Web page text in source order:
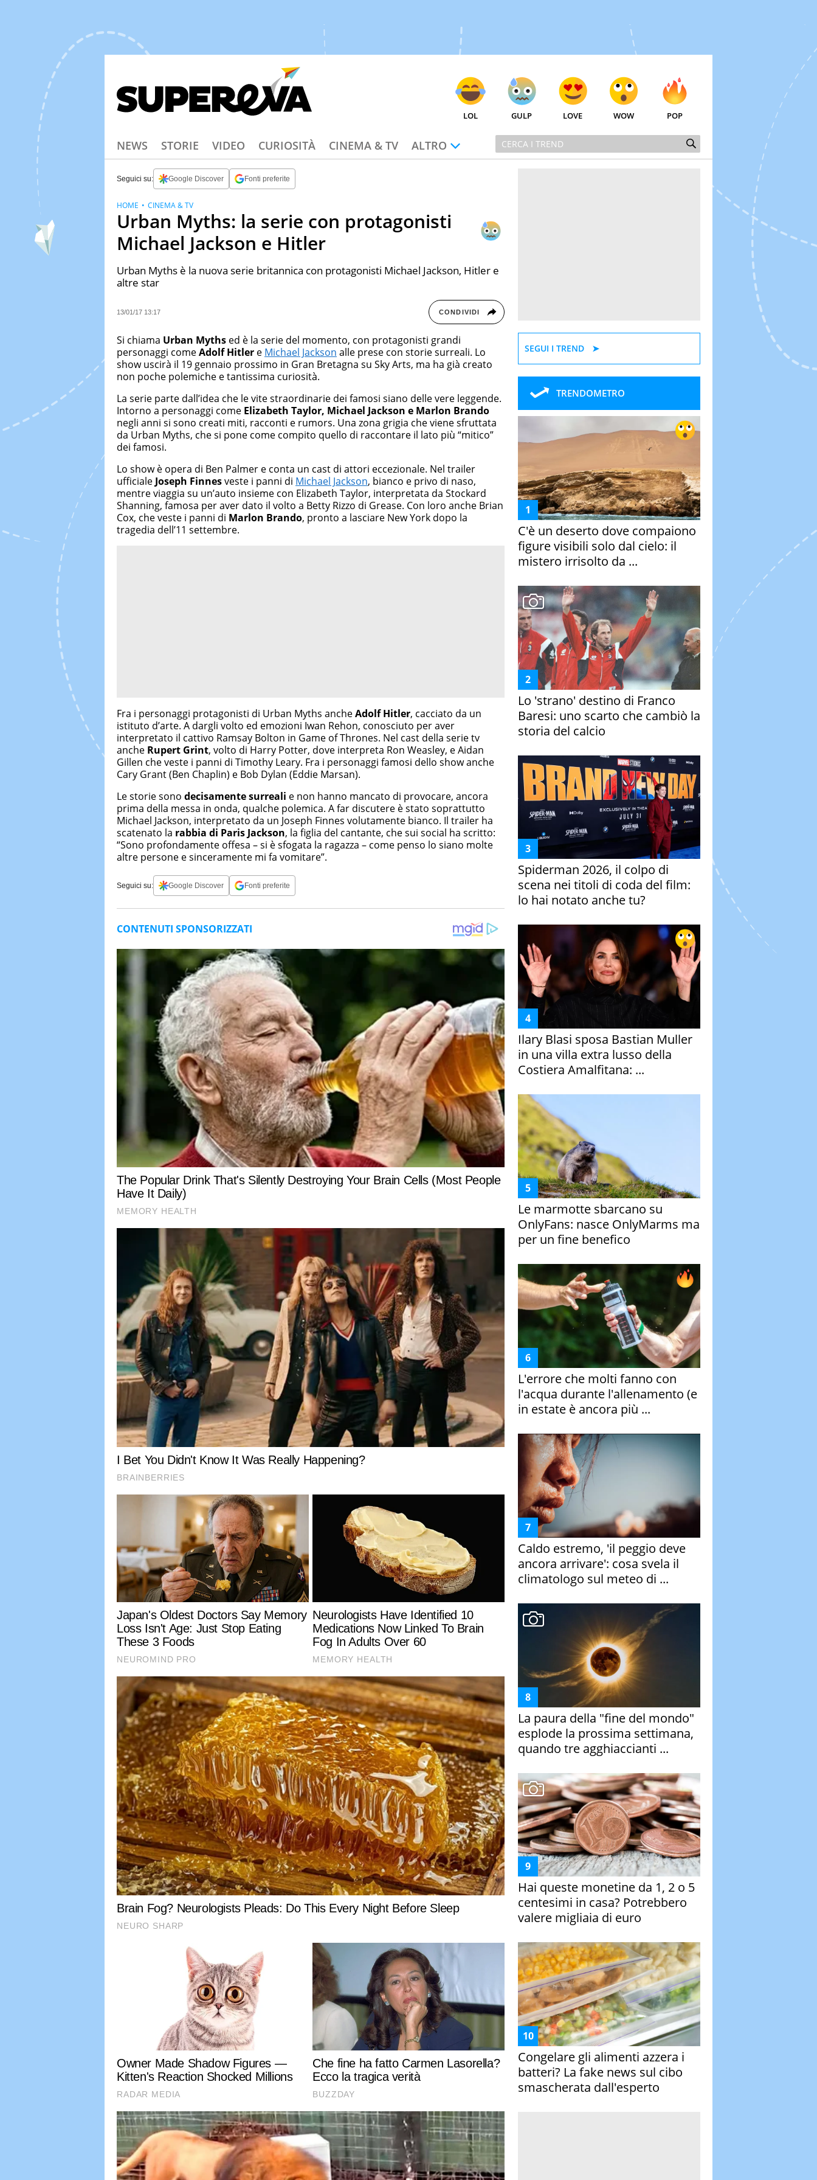
LOL GULP LOVE WOW POP
NEWS STORIE VIDEO CURIOSITÀ CINEMA & TV ALTRO
Seguici su: Google Discover Fonti preferite
Urban Myths: la serie con protagonisti
Michael Jackson e Hitler
Urban Myths è la nuova serie britannica con protagonisti Michael Jackson, Hitler e
altre star
13/01/17 13:17 CONDIVIDI
HOME CINEMA & TV
Si chiama Urban Myths ed è la serie del momento, con protagonisti grandi
personaggi comeAdolf Hitler e Michael Jackson alle prese con storie surreali. Lo
show uscirà il 19 gennaio prossimo in Gran Bretagna su Sky Arts, ma ha già creato
non poche polemiche e tantissima curiosità.
La serie parte dall’idea che le vite straordinarie dei famosi siano delle vere leggende.
Intorno a personaggi come Elizabeth Taylor, Michael Jackson e Marlon Brando
negli anni si sono creati miti, racconti e rumors. Una zona grigia che viene sfruttata
da Urban Myths, che si pone come compito quello di raccontare il lato più “mitico”
dei famosi.
Lo show è opera di Ben Palmer e conta un cast di attori eccezionale. Nel trailer
ufficiale Joseph Finnesveste i panni di Michael Jackson, bianco e privo di naso,
mentre viaggia su un’auto insieme con Elizabeth Taylor, interpretata da Stockard
Shanning, famosa per aver dato il volto a Betty Rizzo di Grease. Con loro anche Brian
Cox, che veste i panni di Marlon Brando, pronto a lasciare New York dopo la
tragedia dell’11 settembre.
Fra i personaggi protagonisti di Urban Myths ancheAdolf Hitler, cacciato da un
istituto d’arte. A dargli volto ed emozioni Iwan Rehon, conosciuto per aver
interpretato il cattivo Ramsay Bolton in Game of Thrones. Nel cast della serie tv
anche Rupert Grint, volto di Harry Potter, dove interpreta Ron Weasley, e Aidan
Gillen che veste i panni di Timothy Leary. Fra i personaggi famosi dello show anche
Cary Grant (Ben Chaplin) e Bob Dylan (Eddie Marsan).
Le storie sono decisamente surreali e non hanno mancato di provocare, ancora
prima della messa in onda, qualche polemica. A far discutere è stato soprattutto
Michael Jackson, interpretato da un Joseph Finnes volutamente bianco. Il trailer ha
scatenato la rabbia di Paris Jackson, la figlia del cantante, che sui social ha scritto:
“Sono profondamente offesa – si è sfogata la ragazza – come penso lo siano molte
altre persone e sinceramente mi fa vomitare”.
Seguici su: Google Discover Fonti preferite
SEGUI I TREND
TRENDOMETRO
C'è un deserto dove compaiono
figure visibili solo dal cielo: il
mistero irrisolto da ...
Lo 'strano' destino di Franco
Baresi: uno scarto che cambiò la
storia del calcio
Spiderman 2026, il colpo di
scena nei titoli di coda del film:
lo hai notato anche tu?
Ilary Blasi sposa Bastian Muller
in una villa extra lusso della
Costiera Amalfitana: ...
Le marmotte sbarcano su
OnlyFans: nasce OnlyMarms ma
per un fine benefico
L'errore che molti fanno con
l'acqua durante l'allenamento (e
in estate è ancora più ...
Caldo estremo, 'il peggio deve
ancora arrivare': cosa svela il
climatologo sul meteo di ...
La paura della "fine del mondo"
esplode la prossima settimana,
quando tre agghiaccianti ...
Hai queste monetine da 1, 2 o 5
centesimi in casa? Potrebbero
valere migliaia di euro
Congelare gli alimenti azzera i
batteri? La fake news sul cibo
smascherata dall'esperto